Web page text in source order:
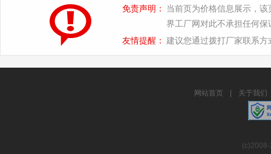
免责声明：
当前页为价格信息展示，
界工厂网对此不承担任何保
友情提醒： 建议您通过拨打厂家联系
网站首页 关于我们